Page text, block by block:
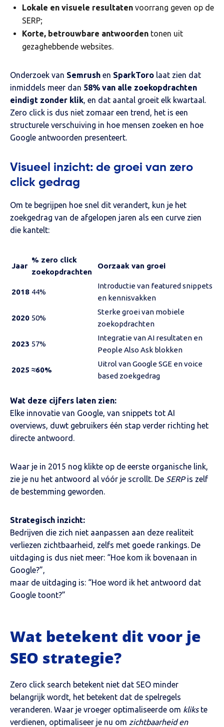
Lokale en visuele resultaten voorrang geven op de
SERP;
Korte, betrouwbare antwoorden tonen uit
gezaghebbende websites.
Onderzoek van Semrush en SparkToro laat zien dat
inmiddels meer dan 58% van alle zoekopdrachten
eindigt zonder klik , en dat aantal groeit elk kwartaal.
Zero click is dus niet zomaar een trend, het is een
structurele verschuiving in hoe mensen zoeken en hoe
Google antwoorden presenteert.
Visueel inzicht: de groei van zero
click gedrag
Om te begrijpen hoe snel dit verandert, kun je het
zoekgedrag van de afgelopen jaren als een curve zien
die kantelt:
Jaar
% zero click
zoekopdrachten
Oorzaak van groei
2018 44%
Introductie van featured snippets
en kennisvakken
2020 50%
Sterke groei van mobiele
zoekopdrachten
2023 57%
Integratie van AI resultaten en
People Also Ask blokken
2025 ≈60%
Uitrol van Google SGE en voice
based zoekgedrag
Wat deze cijfers laten zien:
Elke innovatie van Google, van snippets tot AI
overviews, duwt gebruikers één stap verder richting het
directe antwoord.
Waar je in 2015 nog klikte op de eerste organische link,
zie je nu het antwoord al vóór je scrollt. De SERPis zelf
de bestemming geworden.
Strategisch inzicht:
Bedrijven die zich niet aanpassen aan deze realiteit
verliezen zichtbaarheid, zelfs met goede rankings. De
uitdaging is dus niet meer: “Hoe kom ik bovenaan in
Google?”,
maar de uitdaging is: “Hoe word ik het antwoord dat
Google toont?”
Wat betekent dit voor je
SEO strategie?
Zero click search betekent niet dat SEO minder
belangrijk wordt, het betekent dat de spelregels
veranderen. Waar je vroeger optimaliseerde om klikste
verdienen, optimaliseer je nu om zichtbaarheid en